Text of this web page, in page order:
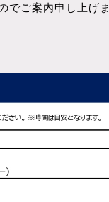
でご案内申し上げま